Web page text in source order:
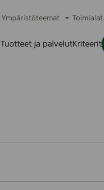
Ympäristöteemat Toimialat
Tuotteet ja palvelutKriteerit